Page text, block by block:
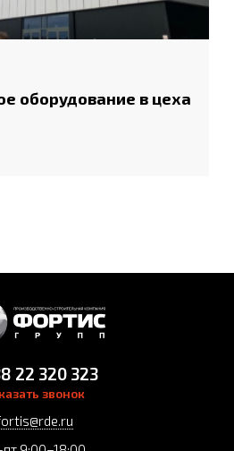
оборудование в цеха
22 320 323
звонок